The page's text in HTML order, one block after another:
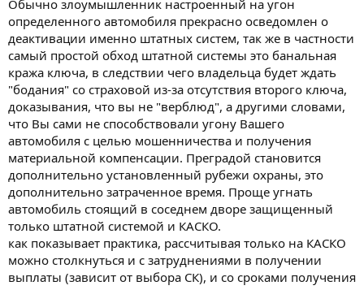
Обычно злоумышленник настроенный на угон
определенного автомобиля прекрасно осведомлен о
деактивации именно штатных систем, так же в частности
самый простой обход штатной системы это банальная
кража ключа, в следствии чего владельца будет ждать
"бодания" со страховой из-за отсутствия второго ключа,
доказывания, что вы не "верблюд", а другими словами,
что Вы сами не способствовали угону Вашего
автомобиля с целью мошенничества и получения
материальной компенсации. Преградой становится
дополнительно установленный рубежи охраны, это
дополнительно затраченное время. Проще угнать
автомобиль стоящий в соседнем дворе защищенный
только штатной системой и КАСКО.
как показывает практика, рассчитывая только на КАСКО
можно столкнуться и с затруднениями в получении
выплаты (зависит от выбора СК), и со сроками получения